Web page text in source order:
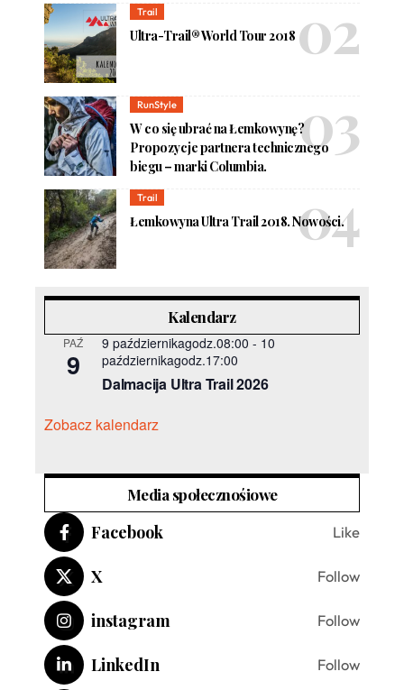
Trail
Ultra-Trail® World Tour 2018
RunStyle
W co się ubrać na Łemkowynę?
Propozycje partnera technicznego
biegu – marki Columbia.
Trail
Łemkowyna Ultra Trail 2018. Nowości.
Kalendarz
PAŹ
9
9 październikagodz.08:00 - 10
październikagodz.17:00
Dalmacija Ultra Trail 2026
Zobacz kalendarz
Media społecznośiowe
Facebook Like
X Follow
instagram Follow
LinkedIn Follow